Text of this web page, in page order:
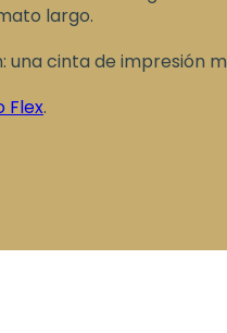
largo.
cinta de impresión
Flex.